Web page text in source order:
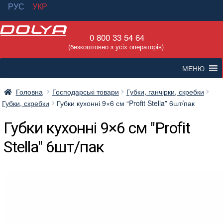
РУС
УКР
Перейти
навігації
Перейти
вмісту
0 800 33 54 64
(безкоштовно з усіх операторів)
МЕНЮ
Головна Господарські товари
Губки, ганчірки, скребки
Губки, скребки
Губки кухонні 9×6 см “Profit Stella” 6шт/пак
Губки кухонні 9×6 см "Profit
Stella" 6шт/пак